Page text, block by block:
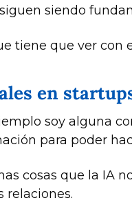
siendo
tiene que ver
en
soy alguna
para poder
cosas que la IA
relaciones.